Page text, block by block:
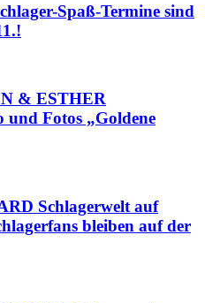
Spaß-Termine sind
& ESTHER
Fotos „Goldene
Schlagerwelt auf
bleiben auf der